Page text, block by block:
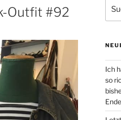
Outfit #92
Ich
so